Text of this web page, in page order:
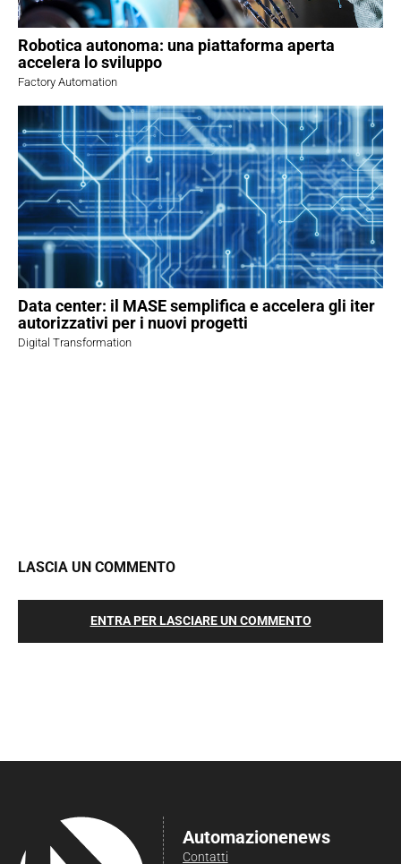
Robotica autonoma: una piattaforma aperta
accelera lo sviluppo
Factory Automation
Data center: il MASE semplifica e accelera gli iter
autorizzativi per i nuovi progetti
Digital Transformation
LASCIA UN COMMENTO
ENTRA PER LASCIARE UN COMMENTO
Automazionenews
Contatti